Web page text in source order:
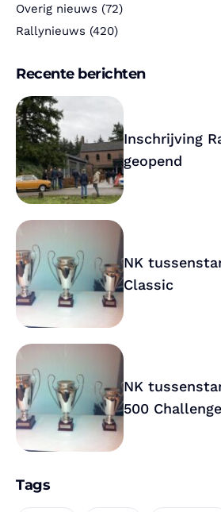
Overig nieuws (72)
Rallynieuws (420)
Recente berichten
Inschrijving
geopend
NK
Classic
NK
500 Challenge
Tags